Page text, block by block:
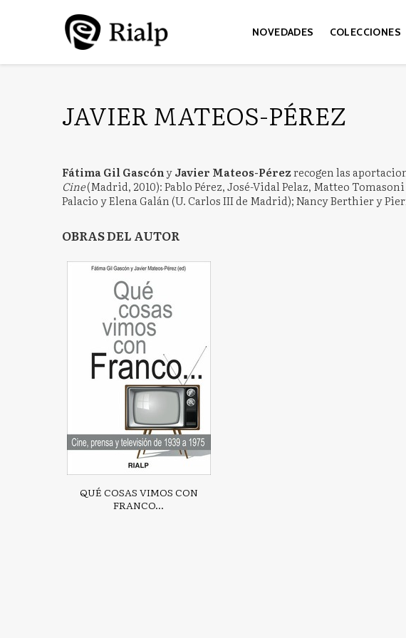
NOVEDADES COLECCIONES
JAVIER MATEOS-PÉREZ
Fátima Gil GascónyJavier Mateos-Pérezrecogen las
Cine(Madrid, 2010): Pablo Pérez, José-Vidal Pelaz, Matteo
Palacio y Elena Galán (U. Carlos III de Madrid); Nancy Berthier y
OBRAS DEL AUTOR
QUÉ COSAS VIMOS CON
FRANCO...